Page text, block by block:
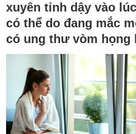
xuyên tỉnh dậy vào
có thể do đang mắc
có ung thư vòm họng